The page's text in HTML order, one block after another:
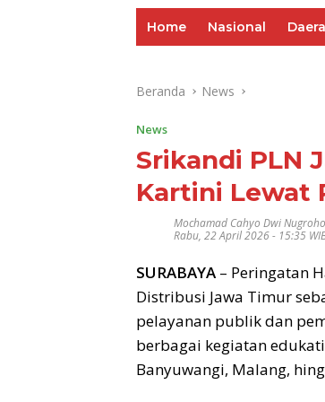
Home Nasional
Beranda News
News
Srikandi PLN
Kartini Lewat
Mochamad Cahyo Dwi Nugroho
Rabu, 22 April 2026 - 15:35
SURABAYA – Peringatan
Distribusi Jawa Timur
pelayanan publik dan
berbagai kegiatan
Banyuwangi, Malang,